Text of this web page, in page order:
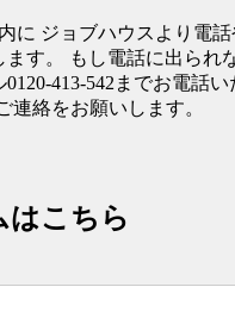
に ジョブハウスより電
す。
もし電話に出られ
413-542までお電話い
連絡をお願いします。
はこちら